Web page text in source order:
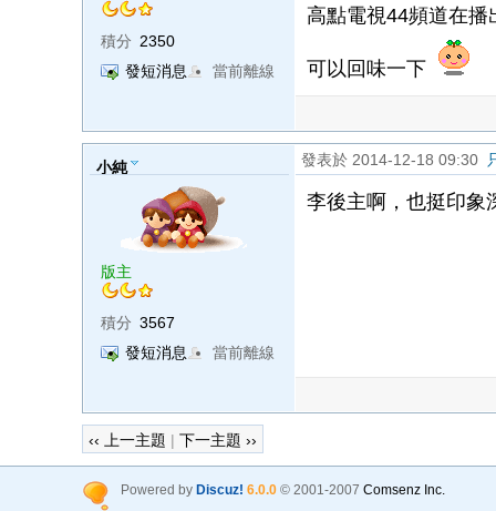
積分 2350
發短消息
當前離線
高點電視44頻道在播
可以回味一下
小純
版主
積分 3567
發短消息
當前離線
發表於 2014-12-18 09:30
李後主啊，也挺印象
‹‹ 上一主題 | 下一主題 ››
Powered by Discuz! 6.0.0© 2001-2007 Comsenz Inc.